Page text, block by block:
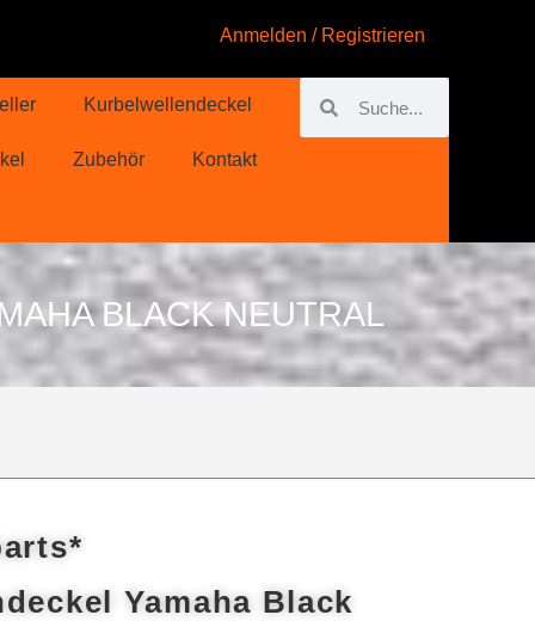
Anmelden / Registrieren
Kurbelwellendeckel
Zubehör Kontakt
BLACK NEUTRAL
Yamaha Black